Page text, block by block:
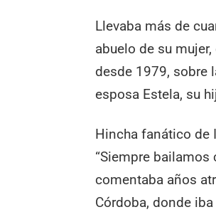
Llevaba más de
abuelo de su
desde 1979, sobre
esposa Estela, su
Hincha fanático de
“Siempre
comentaba años
Córdoba, donde